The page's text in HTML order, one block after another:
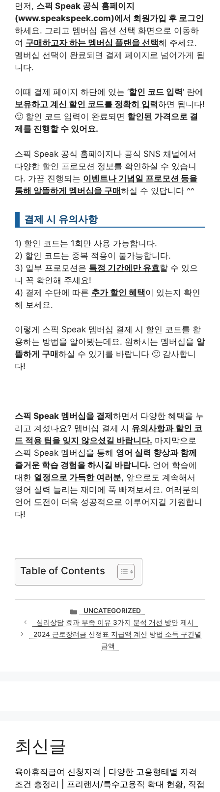
먼저, 스픽 Speak 공식 홈페이지
(www.speakspeek.com)에서 회원가입 후 로그인
하세요. 그리고 멤버십 옵션 선택 화면으로 이동하
여 구매하고자 하는 멤버십 플랜을 선택해 주세요.
멤버십 선택이 완료되면 결제 페이지로 넘어가게 됩
니다.
이때 결제 페이지 하단에 있는 ‘할인 코드 입력‘ 란에
보유하고 계신 할인 코드를 정확히 입력하면 됩니다!
🙂 할인 코드 입력이 완료되면 할인된 가격으로 결
제를 진행할 수 있어요.
스픽 Speak 공식 홈페이지나 공식 SNS 채널에서
다양한 할인 프로모션 정보를 확인하실 수 있습니
다. 가끔 진행되는 이벤트나 기념일 프로모션 등을
통해 알뜰하게 멤버십을 구매하실 수 있답니다 ^^
결제 시 유의사항
1) 할인 코드는 1회만 사용 가능합니다.
2) 할인 코드는 중복 적용이 불가능합니다.
3) 일부 프로모션은 특정 기간에만 유효할 수 있으
니 꼭 확인해 주세요!
4) 결제 수단에 따른 추가 할인 혜택이 있는지 확인
해 보세요.
이렇게 스픽 Speak 멤버십 결제 시 할인 코드를 활
용하는 방법을 알아봤는데요. 원하시는 멤버십을 알
뜰하게 구매하실 수 있기를 바랍니다 🙂 감사합니
다!
스픽 Speak 멤버십을 결제 하면서 다양한 혜택을 누
리고 계셨나요? 멤버십 결제 시 유의사항과 할인 코
드 적용 팁을 잊지 않으셨길 바랍니다. 마지막으로
스픽 Speak 멤버십을 통해 영어 실력 향상과 함께
즐거운 학습 경험을 하시길 바랍니다. 언어 학습에
대한 열정으로 가득한 여러분, 앞으로도 계속해서
영어 실력 늘리는 재미에 푹 빠져보세요. 여러분의
언어 도전이 더욱 성공적으로 이루어지길 기원합니
다!
Table of Contents
카
테
고
리
UNCATEGORIZED
심리상담 효과 부족 이유 3가지 분석 개선 방안 제시
2024 근로장려금 산정표 지급액 계산 방법 소득 구간별
금액
최신글
육아휴직급여 신청자격 | 다양한 고용형태별 자격
조건 총정리 | 프리랜서/특수고용직 확대 현황, 직접